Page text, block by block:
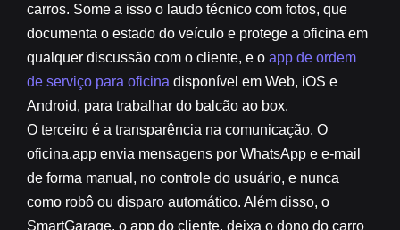
carros. Some a isso o laudo técnico com fotos, que
documenta o estado do veículo e protege a oficina em
qualquer discussão com o cliente, e o app de ordem
de serviço para oficina disponível em Web, iOS e
Android, para trabalhar do balcão ao box.
O terceiro é a transparência na comunicação. O
oficina.app envia mensagens por WhatsApp e e-mail
de forma manual, no controle do usuário, e nunca
como robô ou disparo automático. Além disso, o
SmartGarage, o app do cliente, deixa o dono do carro